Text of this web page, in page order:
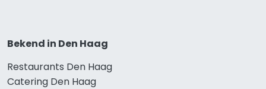
Bekend in Den Haag
Restaurants Den Haag
Catering Den Haag